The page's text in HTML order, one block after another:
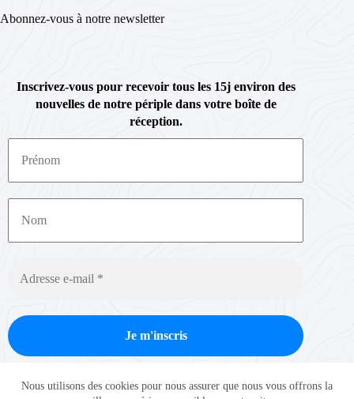
Nous utilisons des cookies pour nous assurer que nous vous offrons la
Abonnez-vous à notre newsletter
Inscrivez-vous pour recevoir tous les 15j environ des
nouvelles de notre périple dans votre boîte de
réception.
Nous ne spammons pas ! Consultez notre